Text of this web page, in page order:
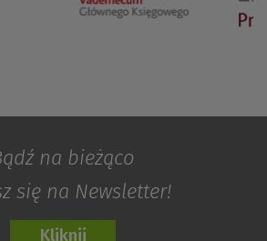
na bieżąco
się na Newsletter!